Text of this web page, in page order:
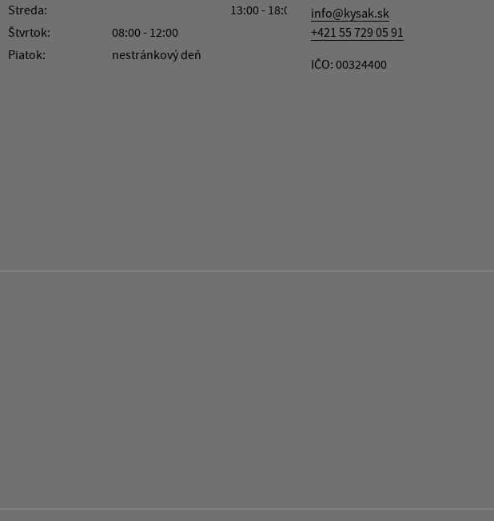
Streda:
13:00 - 18:00
Štvrtok:
08:00 - 12:00
Piatok:
nestránkový deň
info@kysak.sk
+421 55 729 05 91
IČO: 00324400